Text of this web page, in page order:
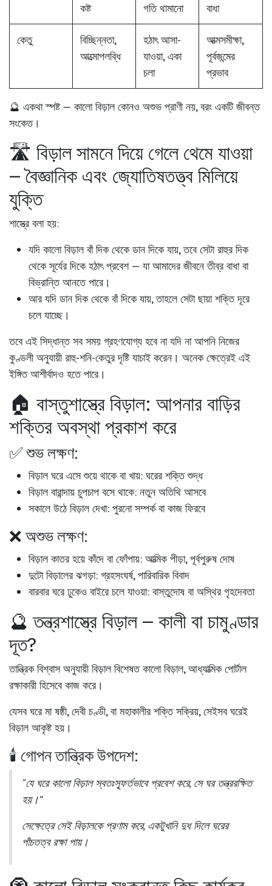
কষ্ট
গতি থামানো
বাধা
কেতু
বিচ্ছিন্নতা,
আত্মোপলব্ধি
হঠাৎ আসা-
যাওয়া, একা
চলা
আত্মসমীক্ষা,
পূর্বজন্মের
প্রভাব
🔮 একথা স্পষ্ট — কালো বিড়াল কোনও অশুভ প্রাণী নয়, বরং একটি জীবন্ত
সংকেত।
🛣️ বিড়াল সামনে দিয়ে গেলে থেমে যাওয়া
– বৈজ্ঞানিক এবং জ্যোতিষতত্ত্ব মিলিয়ে
যুক্তি
শাস্ত্রে বলা হয়:
যদি কালো বিড়ালবাঁ দিক থেকে ডান দিকেযায়, তবে সেটা রাহুর দিক
থেকে সূর্যের দিকে হঠাৎ প্রবেশ — যা আমাদের জীবনে তীব্র বাধা বা
বিভ্রান্তি আনতে পারে।
আর যদি ডান দিক থেকে বাঁ দিকেযায়, তাহলে সেটা ছায়া শক্তি দূরে
চলে যাচ্ছে।
তবে এই সিদ্ধান্ত সব সময় গ্রহণযোগ্য হবে না যদি না আপনি নিজের
কুণ্ডলী অনুযায়ী রাহু-শনি-কেতুর দৃষ্টিযাচাই করেন। অনেক ক্ষেত্রেই এই
ইঙ্গিতআশীর্বাদও হতে পারে।
🏠 বাস্তুশাস্ত্রে বিড়াল: আপনার বাড়ির
শক্তির অবস্থা প্রকাশ করে
✅ শুভ লক্ষণ:
বিড়াল ঘরে এসে শুয়ে থাকে বা খায়: ঘরের শক্তি শুদ্ধ
বিড়াল বারান্দায় চুপচাপ বসে থাকে: নতুন অতিথি আসবে
সকালে উঠে বিড়াল দেখা: পুরনো সম্পর্ক বা কাজ ফিরবে
❌ অশুভ লক্ষণ:
বিড়াল কাতর হয়ে কাঁদে বা ফোঁপায়: আত্মিক পীড়া, পূর্বপুরুষ দোষ
দুটো বিড়ালের ঝগড়া: গ্রহসংঘর্ষ, পারিবারিক বিবাদ
বারবার ঘরে ঢুকেও বাইরে চলে যাওয়া: বাস্তুদোষ বা অস্থির গৃহদেবতা
🔮 তন্ত্রশাস্ত্রে বিড়াল – কালী বা চামুণ্ডার
দূত?
তান্ত্রিক বিশ্বাস অনুযায়ী বিড়াল বিশেষত কালো বিড়াল,আধ্যাত্মিক পোর্টাল
রক্ষাকারীহিসেবে কাজ করে।
যেসব ঘরেমা ষষ্ঠী, দেবী চণ্ডী, বা মহাকালীর শক্তিসক্রিয়, সেইসব ঘরেই
বিড়াল আকৃষ্ট হয়।
🕯️ গোপন তান্ত্রিক উপদেশ:
“যে ঘরে কালো বিড়াল স্বতঃস্ফূর্তভাবে প্রবেশ করে, সে ঘর তন্ত্ররক্ষিত
হয়।”
সেক্ষেত্রে সেই বিড়ালকে প্রণাম করে, একটুখানি দুধ দিলেঘরের
পাঁচতত্ব রক্ষা পায়।